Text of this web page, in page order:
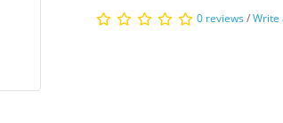
0 reviews/Write